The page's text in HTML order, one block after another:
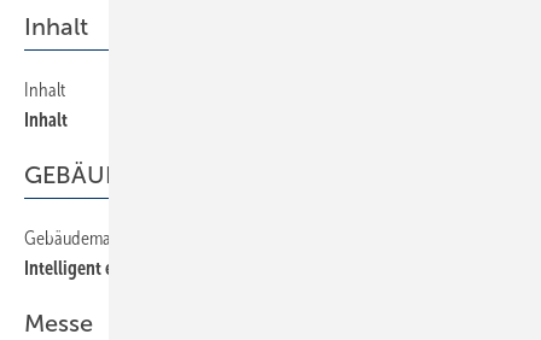
Inhalt
Inhalt
Inhalt
GEBÄUDEMANAGEMENT
Gebäudemanagement
Intelligent einfach
Messe